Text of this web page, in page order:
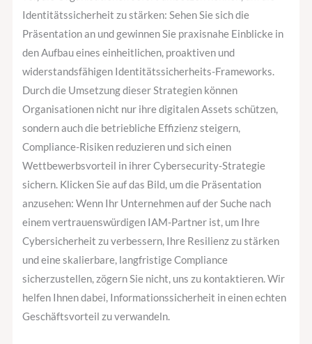
Identitätssicherheit zu stärken: Sehen Sie sich die
Präsentation an und gewinnen Sie praxisnahe Einblicke in
den Aufbau eines einheitlichen, proaktiven und
widerstandsfähigen Identitätssicherheits-Frameworks.
Durch die Umsetzung dieser Strategien können
Organisationen nicht nur ihre digitalen Assets schützen,
sondern auch die betriebliche Effizienz steigern,
Compliance-Risiken reduzieren und sich einen
Wettbewerbsvorteil in ihrer Cybersecurity-Strategie
sichern. Klicken Sie auf das Bild, um die Präsentation
anzusehen: Wenn Ihr Unternehmen auf der Suche nach
einem vertrauenswürdigen IAM-Partner ist, um Ihre
Cybersicherheit zu verbessern, Ihre Resilienz zu stärken
und eine skalierbare, langfristige Compliance
sicherzustellen, zögern Sie nicht, uns zu kontaktieren. Wir
helfen Ihnen dabei, Informationssicherheit in einen echten
Geschäftsvorteil zu verwandeln.